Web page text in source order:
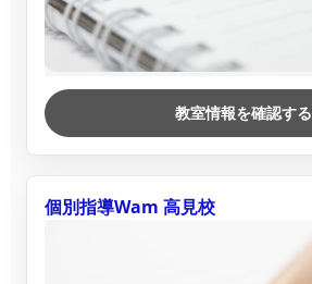
教室情報を確認する
個別指導Wam 高見校